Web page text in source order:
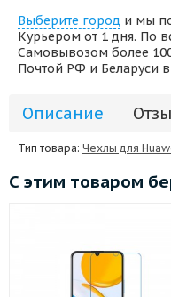
Выберите город и мы
Курьером от 1 дня. По
Самовывозом более
Почтой РФ и Беларуси
Описание
Тип товара: Чехлы для
С этим товаром